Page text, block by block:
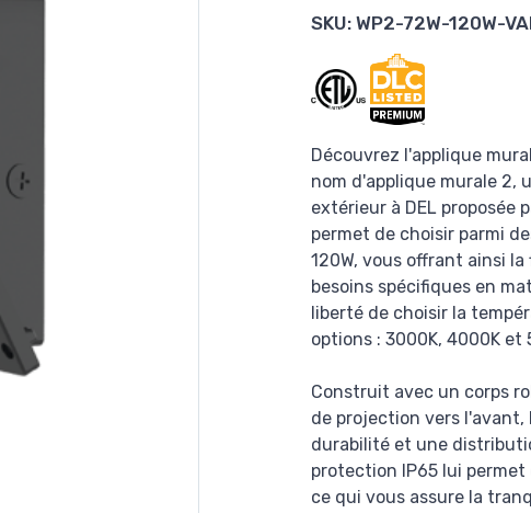
SKU: WP2-72W-120W-
Découvrez l'applique
nom d'applique murale 2,
extérieur à DEL proposée
permet de choisir parmi
120W, vous offrant ainsi
besoins spécifiques en
liberté de choisir la
options : 3000K, 4000K et
Construit avec un corps
de projection vers l'avant,
durabilité et une
protection IP65 lui
ce qui vous assure la